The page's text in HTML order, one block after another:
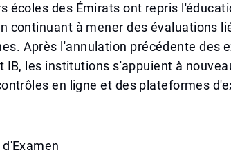
écoles des Émirats ont repris
continuant à mener des évaluations
Après l'annulation précédente des
IB, les institutions s'appuient à
en ligne et des plateformes